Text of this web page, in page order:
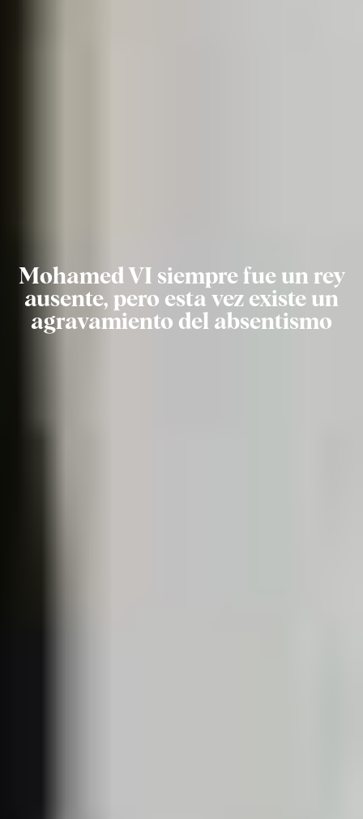
Mohamed VI siempre fue un rey
ausente, pero esta vez existe un
agravamiento del absentismo